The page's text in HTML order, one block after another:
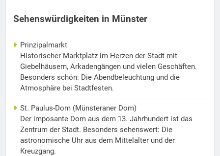
Sehenswürdigkeiten in Münster
Prinzipalmarkt
Historischer Marktplatz im Herzen der Stadt mit
Giebelhäusern, Arkadengängen und vielen Geschäften.
Besonders schön: Die Abendbeleuchtung und die
Atmosphäre bei Stadtfesten.
St. Paulus-Dom (Münsteraner Dom)
Der imposante Dom aus dem 13. Jahrhundert ist das
Zentrum der Stadt. Besonders sehenswert: Die
astronomische Uhr aus dem Mittelalter und der
Kreuzgang.